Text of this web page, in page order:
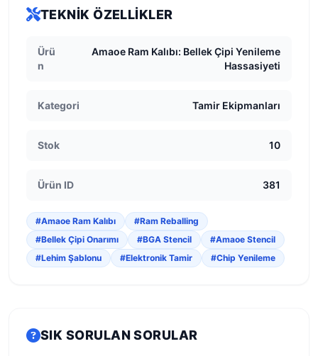
TEKNIK ÖZELLIKLER
Ürü
n
Amaoe Ram Kalıbı: Bellek Çipi Yenileme
Hassasiyeti
Kategori Tamir Ekipmanları
Stok 10
Ürün ID 381
#Amaoe Ram Kalıbı
#Ram Reballing
#Bellek Çipi Onarımı
#BGA Stencil
#Amaoe Stencil
#Lehim Şablonu
#Elektronik Tamir #Chip Yenileme
SIK SORULAN SORULAR